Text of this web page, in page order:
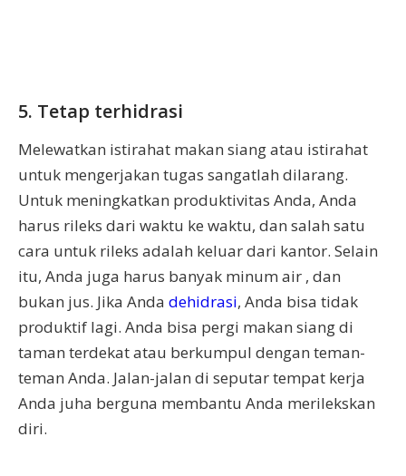
5. Tetap terhidrasi
Melewatkan istirahat makan siang atau istirahat
untuk mengerjakan tugas sangatlah dilarang.
Untuk meningkatkan produktivitas Anda, Anda
harus rileks dari waktu ke waktu, dan salah satu
cara untuk rileks adalah keluar dari kantor. Selain
itu, Anda juga harus banyak minum air , dan
bukan jus. Jika Anda dehidrasi, Anda bisa tidak
produktif lagi. Anda bisa pergi makan siang di
taman terdekat atau berkumpul dengan teman-
teman Anda. Jalan-jalan di seputar tempat kerja
Anda juha berguna membantu Anda merilekskan
diri.